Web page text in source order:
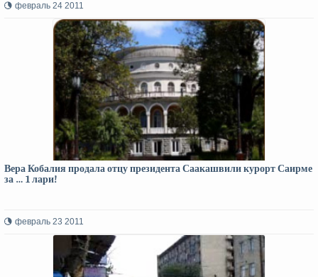
февраль 24 2011
Вера Кобалия продала отцу президента Саакашвили курорт Саирме
за … 1 лари!
февраль 23 2011